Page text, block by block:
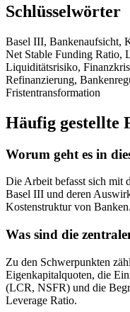
Schlüsselwörter
Basel III, Bankenaufsicht,
Net Stable Funding Ratio,
Liquiditätsrisiko,
Refinanzierung,
Fristentransformation
Häufig gestellte
Worum geht es in
Die Arbeit befasst sich mit
Basel III und deren
Kostenstruktur von Banken.
Was sind die
Zu den Schwerpunkten
Eigenkapitalquoten, die
(LCR, NSFR) und die
Leverage Ratio.